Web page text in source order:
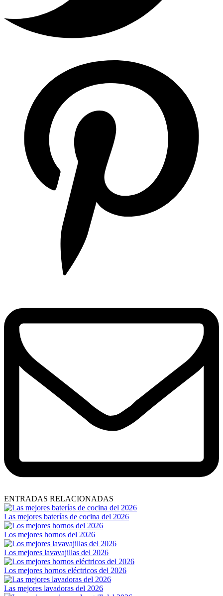
ENTRADAS RELACIONADAS
Las mejores baterías de cocina del 2026
Los mejores hornos del 2026
Los mejores lavavajillas del 2026
Los mejores hornos eléctricos del 2026
Las mejores lavadoras del 2026